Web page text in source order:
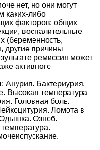
нет, но они могут
каких-либо
факторов: общих
воспалительные
(беременность,
другие причины
ремиссия может
активного
Бактериурия.
Высокая температура
Головная боль.
Ломота в
Озноб.